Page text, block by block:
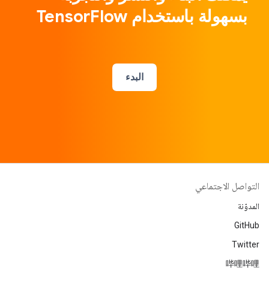
بسهولة باستخدام TensorFlow
البدء
التواصل الاجتماعي
المدوّنة
GitHub
Twitter
哔哩哔哩